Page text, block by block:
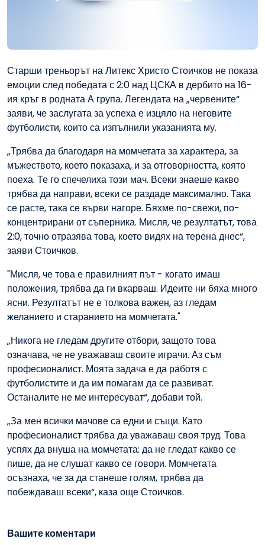
Старши треньорът на Литекс Христо Стоичков не показа
емоции след победата с 2:0 над ЦСКА в дербито на 16-
ия кръг в родната А група. Легендата на „червените“
заяви, че заслугата за успеха е изцяло на неговите
футболисти, които са изпълнили указанията му.
„Трябва да благодаря на момчетата за характера, за
мъжеството, което показаха, и за отговорността, която
поеха. Те го спечелиха този мач. Всеки знаеше какво
трябва да направи, всеки се раздаде максимално. Така
се расте, така се върви нагоре. Бяхме по-свежи, по-
концентрирани от съперника. Мисля, че резултатът, това
2:0, точно отразява това, което видях на терена днес“,
заяви Стоичков.
"Мисля, че това е правилният път - когато имаш
положения, трябва да ги вкарваш. Идеите ни бяха много
ясни. Резултатът не е толкова важен, аз гледам
желанието и старанието на момчетата."
„Никога не гледам другите отбори, защото това
означава, че не уважаваш своите играчи. Аз съм
професионалист. Моята задача е да работя с
футболистите и да им помагам да се развиват.
Останалите не ме интересуват“, добави той.
„За мен всички мачове са едни и същи. Като
професионалист трябва да уважаваш своя труд. Това
успях да внуша на момчетата: да не гледат какво се
пише, да не слушат какво се говори. Момчетата
осъзнаха, че за да станеше голям, трябва да
побеждаваш всеки“, каза още Стоичков.
Вашите коментари